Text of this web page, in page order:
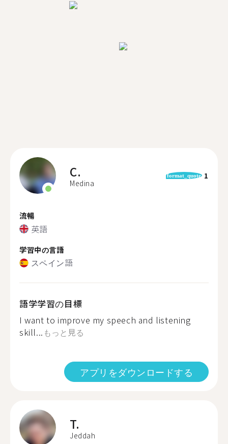
C.
Medina
format_quote 1
流暢
英語
学習中の言語
スペイン語
語学学習の目標
I want to improve my speech and listening
skill... もっと見る
アプリをダウンロードする
T.
Jeddah